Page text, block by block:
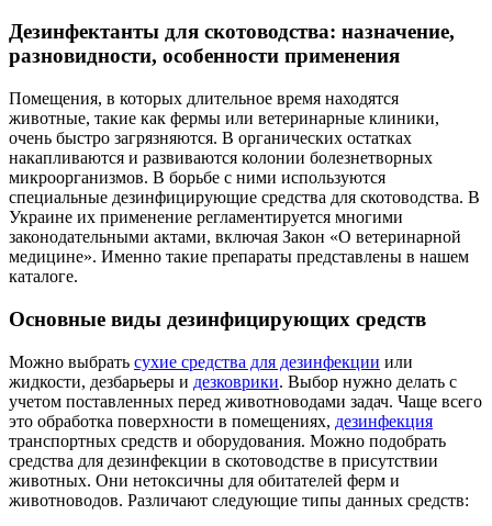
Дезинфектанты для скотоводства: назначение,
разновидности, особенности применения
Помещения, в которых длительное время находятся
животные, такие как фермы или ветеринарные клиники,
очень быстро загрязняются. В органических остатках
накапливаются и развиваются колонии болезнетворных
микроорганизмов. В борьбе с ними используются
специальные дезинфицирующие средства для скотоводства. В
Украине их применение регламентируется многими
законодательными актами, включая Закон «О ветеринарной
медицине». Именно такие препараты представлены в нашем
каталоге.
Основные виды дезинфицирующих средств
Можно выбрать сухие средства для дезинфекции или
жидкости, дезбарьеры и дезковрики. Выбор нужно делать с
учетом поставленных перед животноводами задач. Чаще всего
это обработка поверхности в помещениях, дезинфекция
транспортных средств и оборудования. Можно подобрать
средства для дезинфекции в скотоводстве в присутствии
животных. Они нетоксичны для обитателей ферм и
животноводов. Различают следующие типы данных средств: